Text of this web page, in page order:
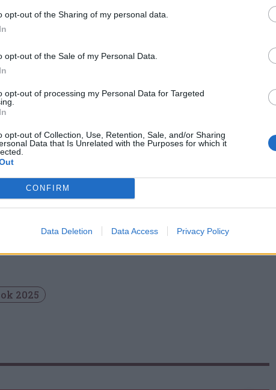
opt-out of the Sharing of my personal data.
opt-out of the Sale of my Personal Data.
opt-out of processing my Personal Data for Targeted
opt-out of Collection, Use, Retention, Sale, and/or Sharing
Data that Is Unrelated with the Purposes for which it
CONFIRM
Data Deletion Data Access Privacy Policy
amelyben az AUR elnöke az elnökválasztások
érvénytelenítését kéri – közölték az
Simion: megtámadjuk az
Nicușor Dan
Egyesüléséért Szövetség (AUR) elnöke,
kedd este bejelentette, hogy megtámadják
eredményét.
2025